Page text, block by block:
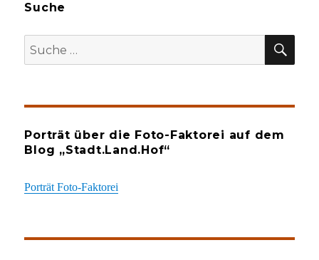
Suche
Suche
nach:
Porträt über die Foto-Faktorei auf dem
Blog „Stadt.Land.Hof“
Porträt Foto-Faktorei